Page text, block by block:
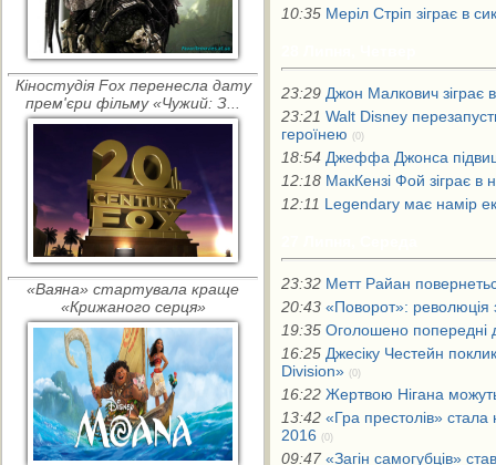
Кіностудія Fox перенесла дату
прем'єри фільму «Чужий: З...
«Ваяна» стартувала краще
«Крижаного серця»
10:35 Меріл Стріп зіграє в
23:29 Джон Малкович зіграє
23:21 Walt Disney
героїнею (0)
18:54 Джеффа Джонса
12:18 МакКензі Фой зіграє в
12:11 Legendary має намір
23:32 Метт Райан
20:43 «Поворот»: революція
19:35 Оголошено попередні
16:25 Джесіку Честейн
Division» (0)
16:22 Жертвою Нігана
13:42 «Гра престолів»
2016 (0)
09:47 «Загін самогубців»